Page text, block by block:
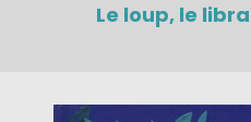
Le loup, le